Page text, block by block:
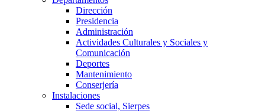
Dirección
Presidencia
Administración
Actividades Culturales y Sociales y
Comunicación
Deportes
Mantenimiento
Conserjería
Instalaciones
Sede social, Sierpes